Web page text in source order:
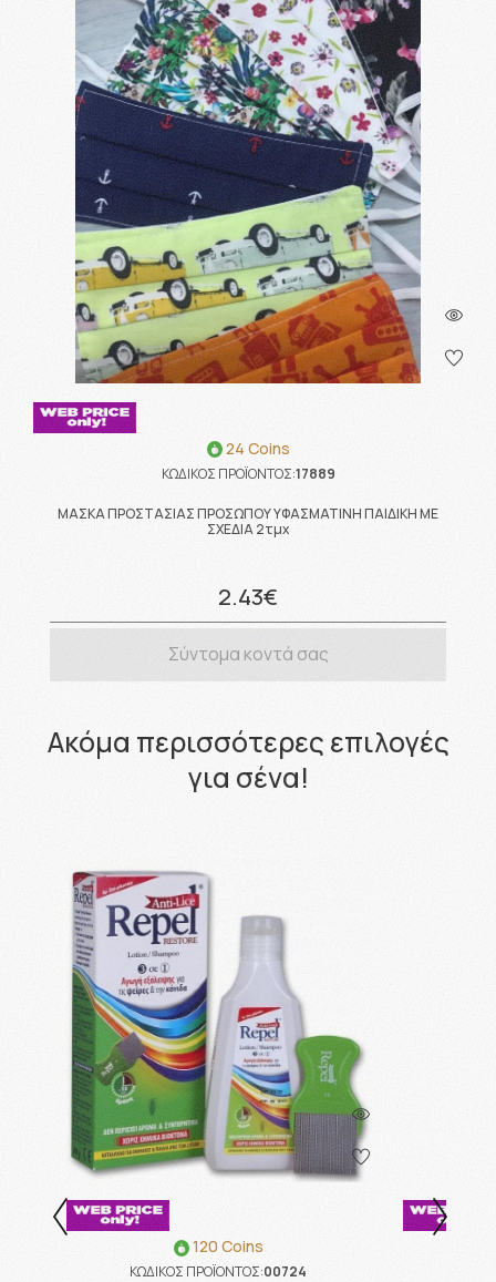
24 Coins
ΚΩΔΙΚΟΣ ΠΡΟΪΟΝΤΟΣ:17889
ΜΑΣΚΑ ΠΡΟΣΤΑΣΙΑΣ ΠΡΟΣΩΠΟΥ ΥΦΑΣΜΑΤΙΝΗ ΠΑΙΔΙΚΗ ΜΕ
ΣΧΕΔΙΑ 2τμχ
2.43€
Σύντομα κοντά σας
Ακόμα περισσότερες επιλογές
για σένα!
120 Coins
ΚΩΔΙΚΟΣ ΠΡΟΪΟΝΤΟΣ:00724